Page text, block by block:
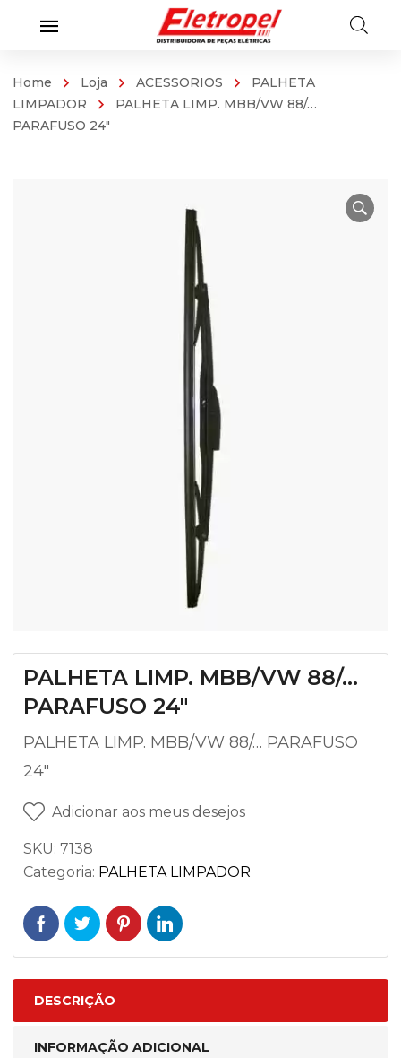
Home Loja ACESSORIOS
PALHETA
LIMPADOR
PALHETA LIMP. MBB/VW 88/…
PARAFUSO 24″
PALHETA LIMP. MBB/VW 88/…
PARAFUSO 24″
PALHETA LIMP. MBB/VW 88/… PARAFUSO
24″
Adicionar aos meus desejos
SKU: 7138
Categoria: PALHETA LIMPADOR
DESCRIÇÃO
INFORMAÇÃO ADICIONAL